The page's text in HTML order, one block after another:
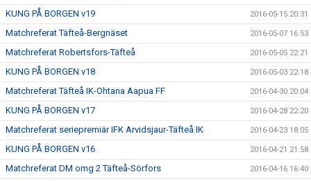
KUNG PÅ BORGEN v19 2016-05-15 20:31
Matchreferat Täfteå-Bergnäset 2016-05-07 16:53
Matchreferat Robertsfors-Täfteå 2016-05-05 22:21
KUNG PÅ BORGEN v18 2016-05-03 22:18
Matchreferat Täfteå IK-Ohtana Aapua FF 2016-04-30 20:04
KUNG PÅ BORGEN v17 2016-04-28 22:20
Matchreferat seriepremiär IFK Arvidsjaur-Täfteå IK 2016-04-23 18:05
KUNG PÅ BORGEN v16 2016-04-21 21:58
Matchreferat DM omg 2 Täfteå-Sörfors 2016-04-16 16:40